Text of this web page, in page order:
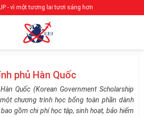
- vì một tương lai tươi sáng hơn
phủ Hàn Quốc
Quốc (Korean Government Scholarship
chương trình học bổng toàn phần dành
gồm chi phí học tập, sinh hoạt, bảo hiểm